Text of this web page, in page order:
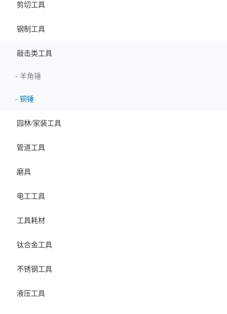
剪切工具
钢制工具
敲击类工具
- 羊角锤
- 铜锤
园林/家装工具
管道工具
磨具
电工工具
工具耗材
钛合金工具
不锈钢工具
液压工具